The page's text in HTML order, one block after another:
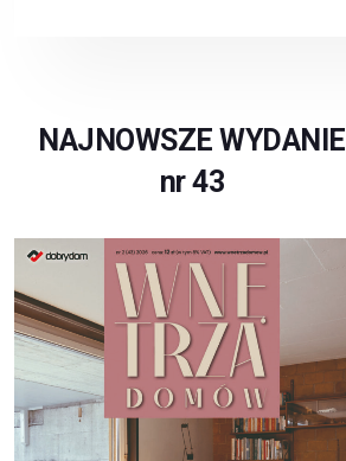
NAJNOWSZE WYDANIE
nr 43